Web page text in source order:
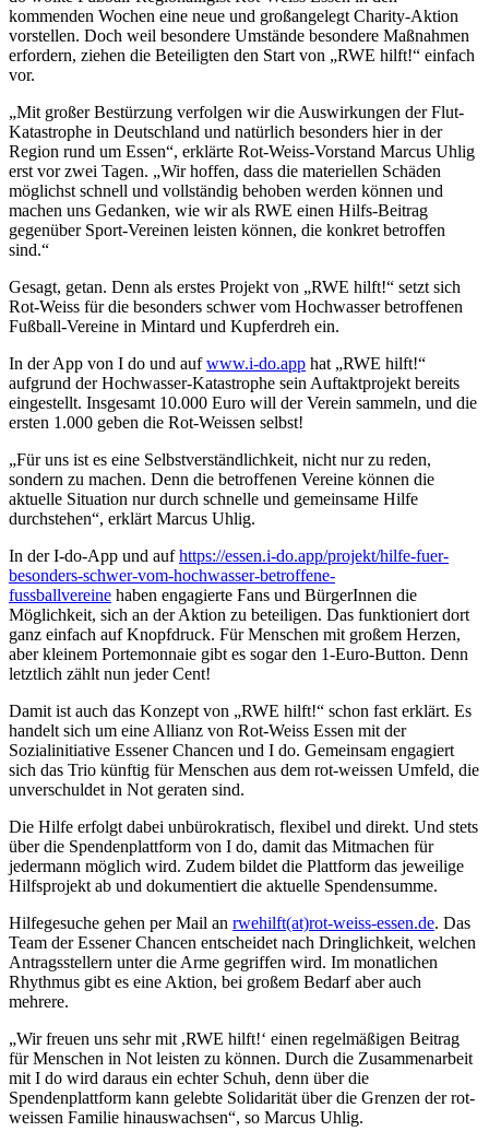
kommenden Wochen eine neue und großangelegt Charity-Aktion
vorstellen. Doch weil besondere Umstände besondere Maßnahmen
erfordern, ziehen die Beteiligten den Start von „RWE hilft!“ einfach
vor.
„Mit großer Bestürzung verfolgen wir die Auswirkungen der Flut-
Katastrophe in Deutschland und natürlich besonders hier in der
Region rund um Essen“, erklärte Rot-Weiss-Vorstand Marcus Uhlig
erst vor zwei Tagen. „Wir hoffen, dass die materiellen Schäden
möglichst schnell und vollständig behoben werden können und
machen uns Gedanken, wie wir als RWE einen Hilfs-Beitrag
gegenüber Sport-Vereinen leisten können, die konkret betroffen
sind.“
Gesagt, getan. Denn als erstes Projekt von „RWE hilft!“ setzt sich
Rot-Weiss für die besonders schwer vom Hochwasser betroffenen
Fußball-Vereine in Mintard und Kupferdreh ein.
In der App von I do und aufwww.i-do.app hat „RWE hilft!“
aufgrund der Hochwasser-Katastrophe sein Auftaktprojekt bereits
eingestellt. Insgesamt 10.000 Euro will der Verein sammeln, und die
ersten 1.000 geben die Rot-Weissen selbst!
„Für uns ist es eine Selbstverständlichkeit, nicht nur zu reden,
sondern zu machen. Denn die betroffenen Vereine können die
aktuelle Situation nur durch schnelle und gemeinsame Hilfe
durchstehen“, erklärt Marcus Uhlig.
In der I-do-App und aufhttps://essen.i-do.app/projekt/hilfe-fuer-
besonders-schwer-vom-hochwasser-betroffene-
fussballvereine haben engagierte Fans und BürgerInnen die
Möglichkeit, sich an der Aktion zu beteiligen. Das funktioniert dort
ganz einfach auf Knopfdruck. Für Menschen mit großem Herzen,
aber kleinem Portemonnaie gibt es sogar den 1-Euro-Button. Denn
letztlich zählt nun jeder Cent!
Damit ist auch das Konzept von „RWE hilft!“ schon fast erklärt. Es
handelt sich um eine Allianz von Rot-Weiss Essen mit der
Sozialinitiative Essener Chancen und I do. Gemeinsam engagiert
sich das Trio künftig für Menschen aus dem rot-weissen Umfeld, die
unverschuldet in Not geraten sind.
Die Hilfe erfolgt dabei unbürokratisch, flexibel und direkt. Und stets
über die Spendenplattform von I do, damit das Mitmachen für
jedermann möglich wird. Zudem bildet die Plattform das jeweilige
Hilfsprojekt ab und dokumentiert die aktuelle Spendensumme.
Hilfegesuche gehen per Mail an rwehilft(at)rot-weiss-essen.de. Das
Team der Essener Chancen entscheidet nach Dringlichkeit, welchen
Antragsstellern unter die Arme gegriffen wird. Im monatlichen
Rhythmus gibt es eine Aktion, bei großem Bedarf aber auch
mehrere.
„Wir freuen uns sehr mit ,RWE hilft!‘ einen regelmäßigen Beitrag
für Menschen in Not leisten zu können. Durch die Zusammenarbeit
mit I do wird daraus ein echter Schuh, denn über die
Spendenplattform kann gelebte Solidarität über die Grenzen der rot-
weissen Familie hinauswachsen“, so Marcus Uhlig.